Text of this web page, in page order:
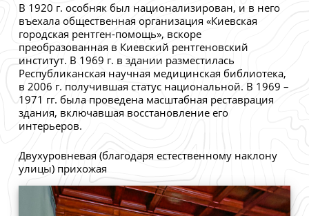
В 1920 г. особняк был национализирован, и в него
въехала общественная организация «Киевская
городская рентген-помощь», вскоре
преобразованная в Киевский рентгеновский
институт. В 1969 г. в здании разместилась
Республиканская научная медицинская библиотека,
в 2006 г. получившая статус национальной. В 1969 –
1971 гг. была проведена масштабная реставрация
здания, включавшая восстановление его
интерьеров.
Двухуровневая (благодаря естественному наклону
улицы) прихожая